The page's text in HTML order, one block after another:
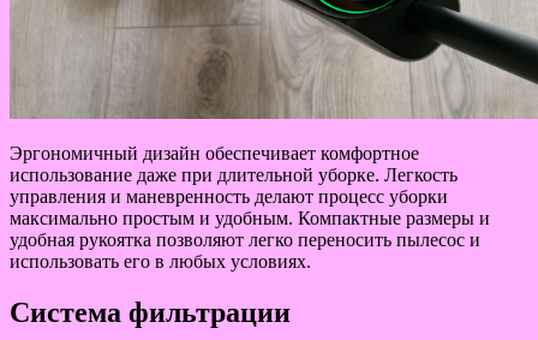
Эргономичный дизайн обеспечивает комфортное
использование даже при длительной уборке. Легкость
управления и маневренность делают процесс уборки
максимально простым и удобным. Компактные размеры и
удобная рукоятка позволяют легко переносить пылесос и
использовать его в любых условиях.
Система фильтрации